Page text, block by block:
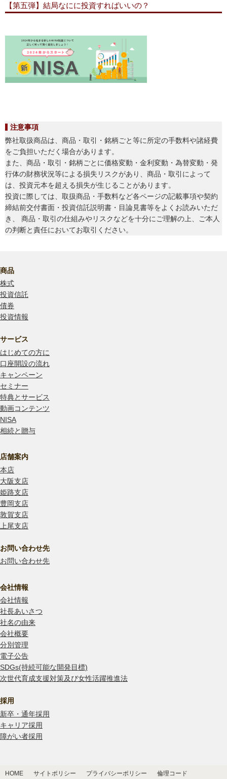
【第五弾】結局なにに投資すればいいの？
注意事項
弊社取扱商品は、商品・取引・銘柄ごと等に所定の手数料や諸経費
をご負担いただく場合があります。
また、商品・取引・銘柄ごとに価格変動・金利変動・為替変動・発
行体の財務状況等による損失リスクがあり、商品・取引によって
は、投資元本を超える損失が生じることがあります。
投資に際しては、取扱商品・手数料など各ページの記載事項や契約
締結前交付書面・投資信託説明書・目論見書等をよくお読みいただ
き、 商品・取引の仕組みやリスクなどを十分にご理解の上、ご本人
の判断と責任においてお取引ください。
商品
株式
投資信託
債券
投資情報
サービス
はじめての方に
口座開設の流れ
キャンペーン
セミナー
特典とサービス
動画コンテンツ
NISA
相続と贈与
店舗案内
本店
大阪支店
姫路支店
豊岡支店
敦賀支店
上尾支店
お問い合わせ先
お問い合わせ先
会社情報
会社情報
社長あいさつ
社名の由来
会社概要
分別管理
電子公告
SDGs(持続可能な開発目標)
次世代育成支援対策及び女性活躍推進法
採用
新卒・通年採用
キャリア採用
障がい者採用
HOME サイトポリシー プライバシーポリシー 倫理コード